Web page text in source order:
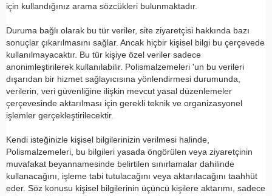
için kullandığınız arama sözcükleri bulunmaktadır.
Duruma bağlı olarak bu tür veriler, site ziyaretçisi hakkında bazı
sonuçlar çıkarılmasını sağlar. Ancak hiçbir kişisel bilgi bu çerçevede
kullanılmayacaktır. Bu tür kişiye özel veriler sadece
anonimleştirilerek kullanılabilir. Polismalzemeleri 'un bu verileri
dışarıdan bir hizmet sağlayıcısına yönlendirmesi durumunda,
verilerin, veri güvenliğine ilişkin mevcut yasal düzenlemeler
çerçevesinde aktarılması için gerekli teknik ve organizasyonel
işlemler gerçekleştirilecektir.
Kendi isteğinizle kişisel bilgilerinizin verilmesi halinde,
Polismalzemeleri, bu bilgileri yasada öngörülen veya ziyaretçinin
muvafakat beyannamesinde belirtilen sınırlamalar dahilinde
kullanacağını, işleme tabi tutulacağını veya aktarılacağını taahhüt
eder. Söz konusu kişisel bilgilerinin üçüncü kişilere aktarımı, sadece